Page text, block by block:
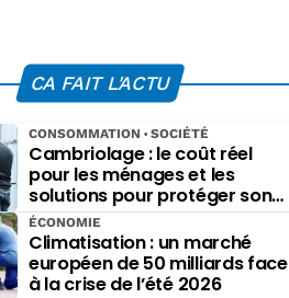
CA FAIT L'ACTU
Cambriolage : le coût réel
pour les ménages et les
solutions pour protéger son
budget
CONSOMMATION SOCIÉTÉ
Climatisation : un marché
européen de 50 milliards face
à la crise de l’été 2026
ÉCONOMIE